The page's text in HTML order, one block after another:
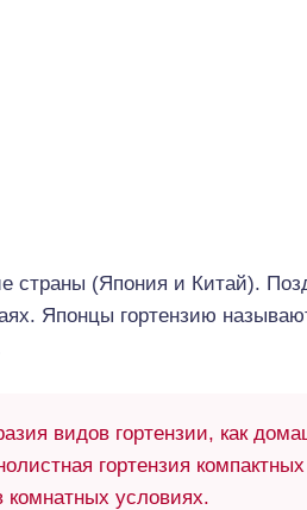
страны (Япония и Китай).
Японцы гортензию
видов гортензии, как
гортензия
условиях.